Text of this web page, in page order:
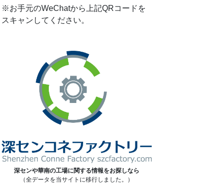
※お手元のWeChatから上記QRコードを
スキャンしてください。
深センや華南の工場に関する情報をお探しなら
（全データを当サイトに移行しました。）